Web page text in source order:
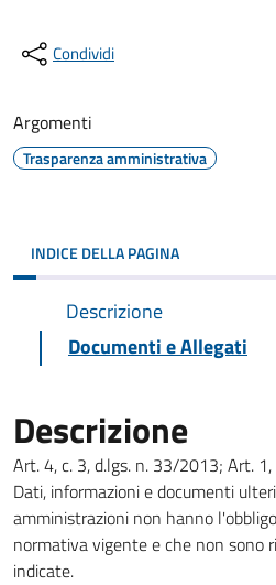
Condividi
Argomenti
Trasparenza amministrativa
INDICE DELLA PAGINA
Descrizione
Documenti e Allegati
Descrizione
Art. 4, c. 3, d.lgs. n. 33/2013; Art.
Dati, informazioni e documenti
amministrazioni non hanno
normativa vigente e che non sono
indicate.